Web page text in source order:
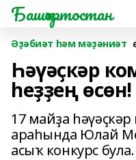
Башҡортостан
Әҙәбиәт һәм мәҙәниәт
Һәүәҫкәр
һеҙҙең өсөн!
17 майҙа
араһында Юлай
асыҡ конкурс